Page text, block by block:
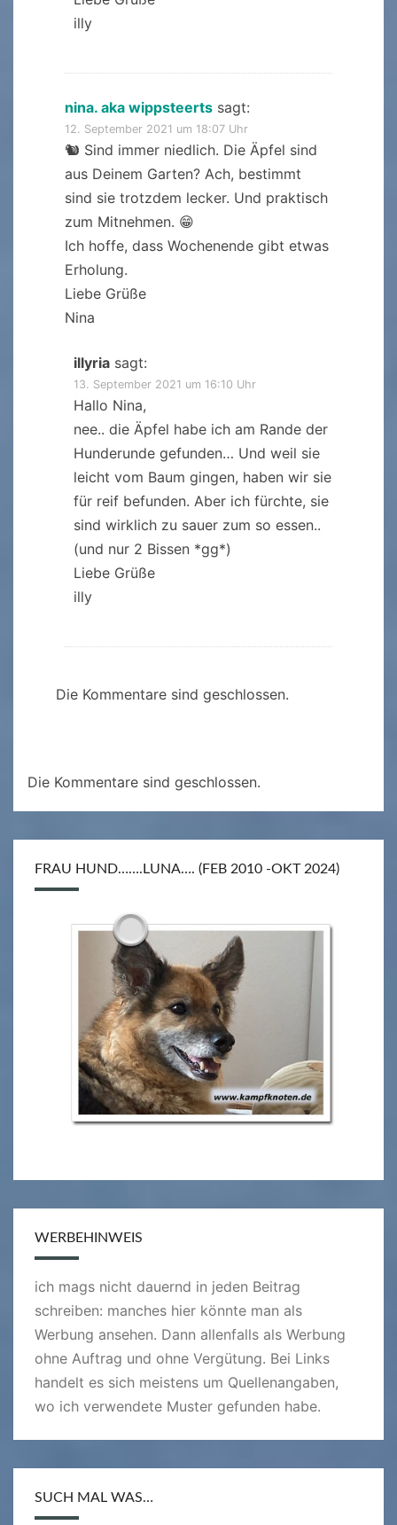
illy
nina. aka wippsteerts sagt:
12. September 2021 um 18:07 Uhr
🐿 Sind immer niedlich. Die Äpfel sind
aus Deinem Garten? Ach, bestimmt
sind sie trotzdem lecker. Und praktisch
zum Mitnehmen. 😁
Ich hoffe, dass Wochenende gibt etwas
Erholung.
Liebe Grüße
Nina
illyria sagt:
13. September 2021 um 16:10 Uhr
Hallo Nina,
nee.. die Äpfel habe ich am Rande der
Hunderunde gefunden… Und weil sie
leicht vom Baum gingen, haben wir sie
für reif befunden. Aber ich fürchte, sie
sind wirklich zu sauer zum so essen..
(und nur 2 Bissen *gg*)
Liebe Grüße
illy
Die Kommentare sind geschlossen.
Die Kommentare sind geschlossen.
FRAU HUND…….LUNA…. (FEB 2010 -OKT 2024)
WERBEHINWEIS
ich mags nicht dauernd in jeden Beitrag
schreiben: manches hier könnte man als
Werbung ansehen. Dann allenfalls als Werbung
ohne Auftrag und ohne Vergütung. Bei Links
handelt es sich meistens um Quellenangaben,
wo ich verwendete Muster gefunden habe.
SUCH MAL WAS…